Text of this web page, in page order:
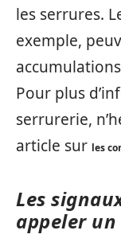
les serrures.
exemple,
Pour plus
serrurerie,
article sur les
Les
appeler